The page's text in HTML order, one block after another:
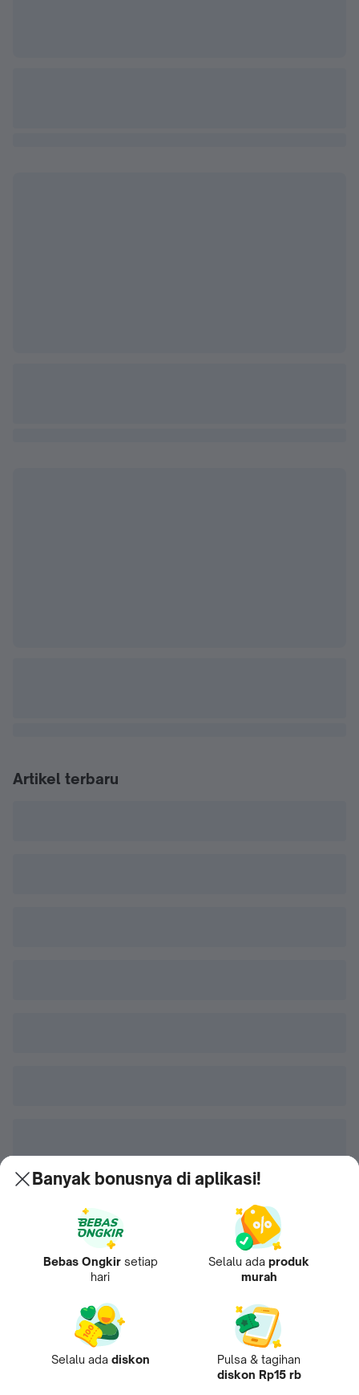
Artikel terbaru
Banyak bonusnya di aplikasi!
Bebas Ongkir setiap
hari
Selalu ada produk
murah
Selalu ada diskon
Pulsa & tagihan
diskon Rp15 rb